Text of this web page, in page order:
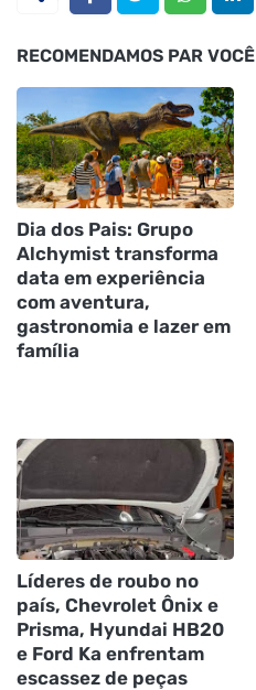
RECOMENDAMOS PAR VOCÊ
Dia dos Pais: Grupo
Alchymist transforma
data em experiência
com aventura,
gastronomia e lazer em
família
Líderes de roubo no
país, Chevrolet Ônix e
Prisma, Hyundai HB20
e Ford Ka enfrentam
escassez de peças